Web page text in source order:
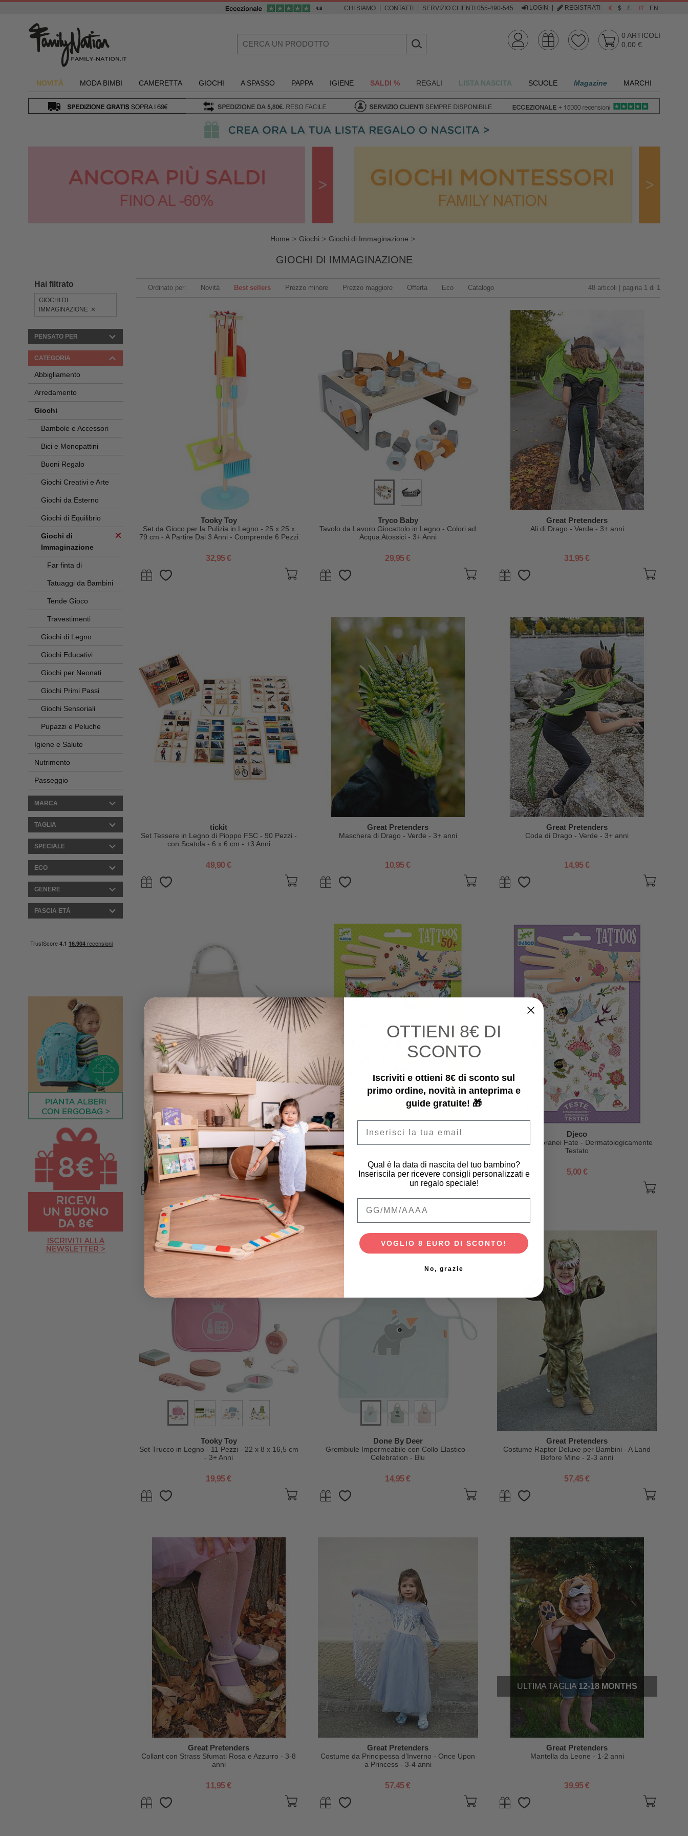
CHI SIAMO CONTATTI SERVIZIO CLIENTI 055-490-545 LOGIN REGISTRATI € $ £ IT EN
0 ARTICOLI
0,00 €
NOVITÀ MODA BIMBI CAMERETTA GIOCHI A SPASSO PAPPA IGIENE SALDI % REGALI LISTA NASCITA SCUOLE Magazine MARCHI
Home Giochi Giochi di Immaginazione
GIOCHI DI IMMAGINAZIONE
Hai filtrato
GIOCHI DI
IMMAGINAZIONE
PENSATO PER
CATEGORIA
Abbigliamento
Arredamento
Giochi
Bambole e Accessori
Bici e Monopattini
Buoni Regalo
Giochi Creativi e Arte
Giochi da Esterno
Giochi di Equilibrio
Giochi di
Immaginazione
Far finta di
Tatuaggi da Bambini
Tende Gioco
Travestimenti
Giochi di Legno
Giochi Educativi
Giochi per Neonati
Giochi Primi Passi
Giochi Sensoriali
Pupazzi e Peluche
Igiene e Salute
Nutrimento
Passeggio
MARCA
TAGLIA
SPECIALE
ECO
GENERE
FASCIA ETÀ
Ordinato per: Novità Best sellers Prezzo minore Prezzo maggiore Offerta Eco Catalogo 48 articoli | pagina 1 di 1
Tooky Toy
Set da Gioco per la Pulizia in Legno - 25 x 25 x
79 cm - A Partire Dai 3 Anni - Comprende 6 Pezzi
32,95 €
Tryco Baby
Tavolo da Lavoro Giocattolo in Legno - Colori ad
Acqua Atossici - 3+ Anni
29,95 €
Great Pretenders
Ali di Drago - Verde - 3+ anni
31,95 €
tickit
Set Tessere in Legno di Pioppo FSC - 90 Pezzi -
con Scatola - 6 x 6 cm - +3 Anni
49,90 €
Great Pretenders
Maschera di Drago - Verde - 3+ anni
10,95 €
Great Pretenders
Coda di Drago - Verde - 3+ anni
14,95 €
Done By Deer
Grembiule Impermeabile con Collo Elastico -
Beige - Lalee
14,95 €
Djeco
5,00 €
Djeco
Tattoo Temporanei Fate - Dermatologicamente
Testato
5,00 €
Tooky Toy
Set Trucco in Legno - 11 Pezzi - 22 x 8 x 16,5 cm
- 3+ Anni
19,95 €
Done By Deer
Grembiule Impermeabile con Collo Elastico -
Celebration - Blu
14,95 €
Great Pretenders
Costume Raptor Deluxe per Bambini - A Land
Before Mine - 2-3 anni
57,45 €
Great Pretenders
Collant con Strass Sfumati Rosa e Azzurro - 3-8
anni
11,95 €
Great Pretenders
Costume da Principessa d’Inverno - Once Upon
a Princess - 3-4 anni
57,45 €
ULTIMA TAGLIA12-18 MONTHS
Great Pretenders
Mantella da Leone - 1-2 anni
39,95 €
OTTIENI 8€ DI
SCONTO
Iscriviti e ottieni 8€ di sconto sul
primo ordine, novità in anteprima e
guide gratuite! 🎁
Qual è la data di nascita del tuo bambino?
Inseriscila per ricevere consigli personalizzati e
un regalo speciale!
VOGLIO 8 EURO DI SCONTO!
No, grazie